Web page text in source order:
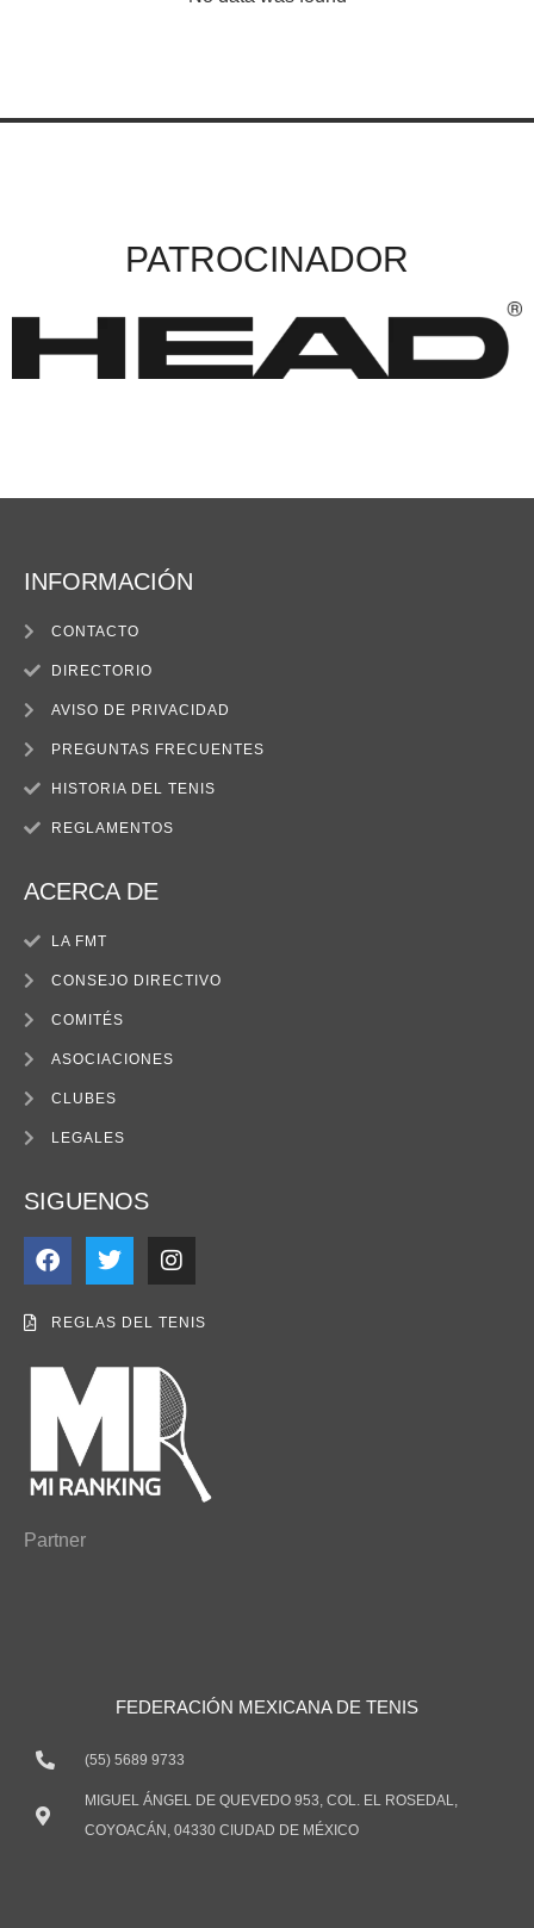
PATROCINADOR
INFORMACIÓN
CONTACTO
DIRECTORIO
AVISO DE PRIVACIDAD
PREGUNTAS FRECUENTES
HISTORIA DEL TENIS
REGLAMENTOS
ACERCA DE
LA FMT
CONSEJO DIRECTIVO
COMITÉS
ASOCIACIONES
CLUBES
LEGALES
SIGUENOS
REGLAS DEL TENIS
Partner
FEDERACIÓN MEXICANA DE TENIS
(55) 5689 9733
MIGUEL ÁNGEL DE QUEVEDO 953, COL. EL ROSEDAL,
COYOACÁN, 04330 CIUDAD DE MÉXICO